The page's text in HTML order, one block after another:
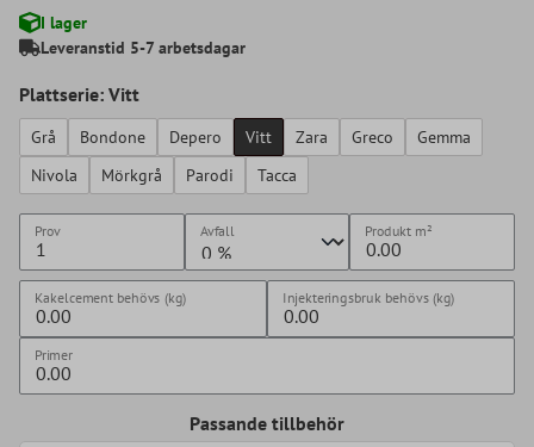
I lager
Leveranstid 5-7 arbetsdagar
Plattserie: Vitt
Grå Bondone Depero Vitt Zara Greco
Gemma
Nivola
Mörkgrå Parodi Tacca
Prov Avfall Produkt m²
Kakelcement behövs (kg) Injekteringsbruk behövs (kg)
Primer
Passande tillbehör